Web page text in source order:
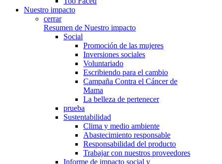
Nuestro impacto
cerrar
Resumen de Nuestro impacto
Social
Promoción de las mujeres
Inversiones sociales
Voluntariado
Escribiendo para el cambio
Campaña Contra el Cáncer de
Mama
La belleza de pertenecer
prueba
Sustentabilidad
Clima y medio ambiente
Abastecimiento responsable
Responsabilidad del producto
Trabajar con nuestros proveedores
Informe de impacto social y